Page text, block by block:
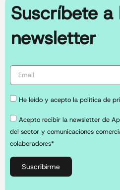
Suscríbete a
newsletter
He leído y acepto la política de
Acepto recibir la newsletter de
del sector y comunicaciones
colaboradores*
Suscribirme